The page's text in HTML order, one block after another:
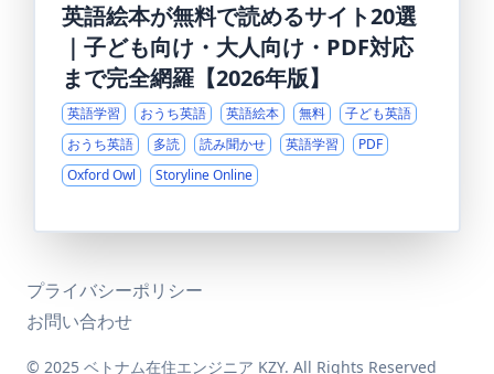
英語絵本が無料で読めるサイト20選
｜子ども向け・大人向け・PDF対応
まで完全網羅【2026年版】
英語学習 おうち英語 英語絵本 無料
子ども英語
おうち英語
多読 読み聞かせ 英語学習
PDF
Oxford Owl
Storyline Online
プライバシーポリシー
お問い合わせ
© 2025 ベトナム在住エンジニア KZY. All Rights Reserved